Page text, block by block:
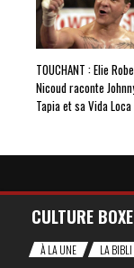
TOUCHANT : Elie
Nicoud raconte
Tapia et sa Vida Loca
CULTURE BOXE
À LA UNE LA BIBLI